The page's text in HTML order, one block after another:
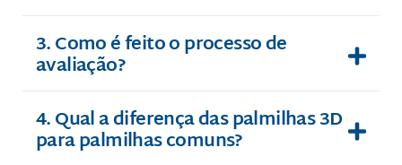
3. Como é feito o processo de
avaliação?
4. Qual a diferença das palmilhas 3D
para palmilhas comuns?